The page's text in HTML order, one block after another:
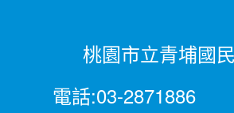
桃園市立青埔國
電話:03-2871886